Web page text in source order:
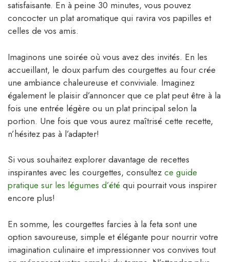
satisfaisante. En à peine 30 minutes, vous pouvez
concocter un plat aromatique qui ravira vos papilles et
celles de vos amis.
Imaginons une soirée où vous avez des invités. En les
accueillant, le doux parfum des courgettes au four crée
une ambiance chaleureuse et conviviale. Imaginez
également le plaisir d’annoncer que ce plat peut être à la
fois une entrée légère ou un plat principal selon la
portion. Une fois que vous aurez maîtrisé cette recette,
n’hésitez pas à l’adapter!
Si vous souhaitez explorer davantage de recettes
inspirantes avec les courgettes, consultez ce guide
pratique sur les légumes d’été qui pourrait vous inspirer
encore plus!
En somme, les courgettes farcies à la feta sont une
option savoureuse, simple et élégante pour nourrir votre
imagination culinaire et impressionner vos convives tout